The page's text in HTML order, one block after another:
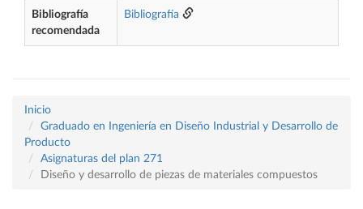
Bibliografía
recomendada
Bibliografía
Inicio
Graduado en Ingeniería en Diseño Industrial y Desarrollo de
Producto
Asignaturas del plan 271
Diseño y desarrollo de piezas de materiales compuestos